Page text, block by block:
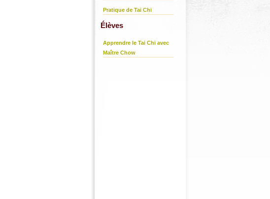
Pratique de Tai Chi
Élèves
Apprendre le Tai Chi avec
Maître Chow